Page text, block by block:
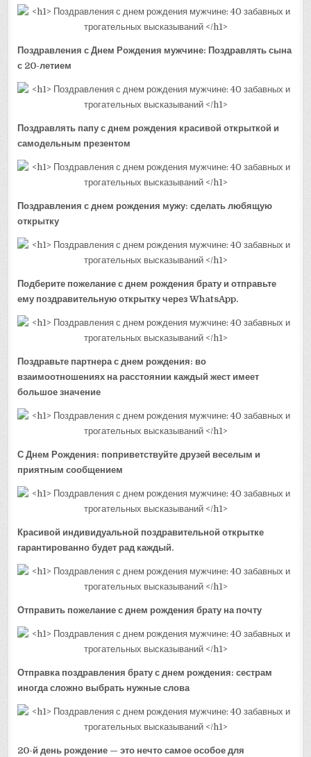
Поздравления с Днем Рождения мужчине: Поздравлять сына
с 20-летием
Поздравлять папу с днем рождения красивой открыткой и
самодельным презентом
Поздравления с днем рождения мужу: сделать любящую
открытку
Подберите пожелание с днем рождения брату и отправьте
ему поздравительную открытку через WhatsApp.
Поздравьте партнера с днем рождения: во
взаимоотношениях на расстоянии каждый жест имеет
большое значение
С Днем Рождения: поприветствуйте друзей веселым и
приятным сообщением
Красивой индивидуальной поздравительной открытке
гарантированно будет рад каждый.
Отправить пожелание с днем рождения брату на почту
Отправка поздравления брату с днем рождения: сестрам
иногда сложно выбрать нужные слова
20-й день рождение — это нечто самое особое для